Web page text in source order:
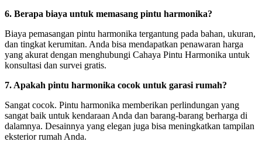
6. Berapa biaya untuk memasang pintu harmonika?
Biaya pemasangan pintu harmonika tergantung pada bahan, ukuran,
dan tingkat kerumitan. Anda bisa mendapatkan penawaran harga
yang akurat dengan menghubungi Cahaya Pintu Harmonika untuk
konsultasi dan survei gratis.
7. Apakah pintu harmonika cocok untuk garasi rumah?
Sangat cocok. Pintu harmonika memberikan perlindungan yang
sangat baik untuk kendaraan Anda dan barang-barang berharga di
dalamnya. Desainnya yang elegan juga bisa meningkatkan tampilan
eksterior rumah Anda.